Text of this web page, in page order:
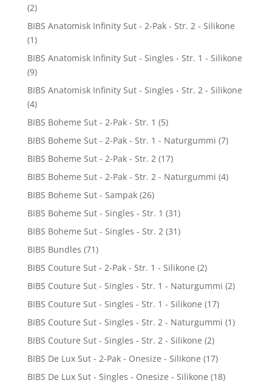
(2)
BIBS Anatomisk Infinity Sut - 2-Pak - Str. 2 - Silikone
(1)
BIBS Anatomisk Infinity Sut - Singles - Str. 1 - Silikone
(9)
BIBS Anatomisk Infinity Sut - Singles - Str. 2 - Silikone
(4)
BIBS Boheme Sut - 2-Pak - Str. 1 (5)
BIBS Boheme Sut - 2-Pak - Str. 1 - Naturgummi (7)
BIBS Boheme Sut - 2-Pak - Str. 2 (17)
BIBS Boheme Sut - 2-Pak - Str. 2 - Naturgummi (4)
BIBS Boheme Sut - Sampak (26)
BIBS Boheme Sut - Singles - Str. 1 (31)
BIBS Boheme Sut - Singles - Str. 2 (31)
BIBS Bundles (71)
BIBS Couture Sut - 2-Pak - Str. 1 - Silikone (2)
BIBS Couture Sut - Singles - Str. 1 - Naturgummi (2)
BIBS Couture Sut - Singles - Str. 1 - Silikone (17)
BIBS Couture Sut - Singles - Str. 2 - Naturgummi (1)
BIBS Couture Sut - Singles - Str. 2 - Silikone (2)
BIBS De Lux Sut - 2-Pak - Onesize - Silikone (17)
BIBS De Lux Sut - Singles - Onesize - Silikone (18)